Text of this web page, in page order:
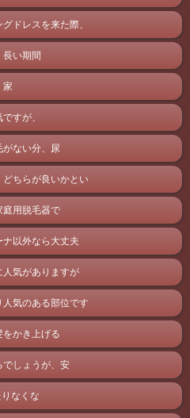
ドレスを来た際、
い期間
家
すが、
がない分、尿
どちらが良いかとい
庭用脱毛器で
以外なら大丈夫
気がありますが
人気のある部位です
かき上げる
でしょうが、安
なくな